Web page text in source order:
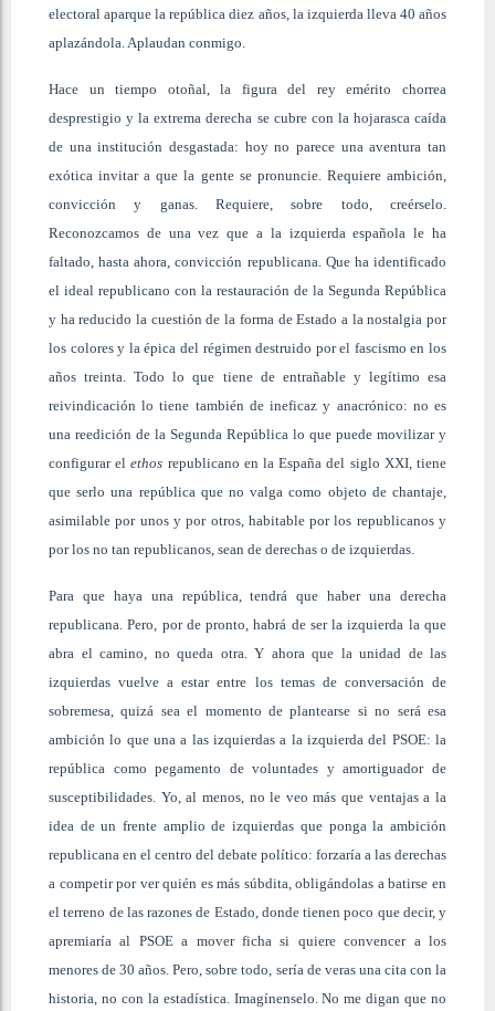
electoral aparque la república diez años, la izquierda lleva 40 años
aplazándola. Aplaudan conmigo.
Hace un tiempo otoñal, la figura del rey emérito chorrea
desprestigio y la extrema derecha se cubre con la hojarasca caída
de una institución desgastada: hoy no parece una aventura tan
exótica invitar a que la gente se pronuncie. Requiere ambición,
convicción y ganas. Requiere, sobre todo, creérselo.
Reconozcamos de una vez que a la izquierda española le ha
faltado, hasta ahora, convicción republicana. Que ha identificado
el ideal republicano con la restauración de la Segunda República
y ha reducido la cuestión de la forma de Estado a la nostalgia por
los colores y la épica del régimen destruido por el fascismo en los
años treinta. Todo lo que tiene de entrañable y legítimo esa
reivindicación lo tiene también de ineficaz y anacrónico: no es
una reedición de la Segunda República lo que puede movilizar y
configurar elethos republicano en la España del siglo XXI, tiene
que serlo una república que no valga como objeto de chantaje,
asimilable por unos y por otros, habitable por los republicanos y
por los no tan republicanos, sean de derechas o de izquierdas.
Para que haya una república, tendrá que haber una derecha
republicana. Pero, por de pronto, habrá de ser la izquierda la que
abra el camino, no queda otra. Y ahora que la unidad de las
izquierdas vuelve a estar entre los temas de conversación de
sobremesa, quizá sea el momento de plantearse si no será esa
ambición lo que una a las izquierdas a la izquierda del PSOE: la
república como pegamento de voluntades y amortiguador de
susceptibilidades. Yo, al menos, no le veo más que ventajas a la
idea de un frente amplio de izquierdas que ponga la ambición
republicana en el centro del debate político: forzaría a las derechas
a competir por ver quién es más súbdita, obligándolas a batirse en
el terreno de las razones de Estado, donde tienen poco que decir, y
apremiaría al PSOE a mover ficha si quiere convencer a los
menores de 30 años. Pero, sobre todo, sería de veras una cita con la
historia, no con la estadística. Imagínenselo. No me digan que no